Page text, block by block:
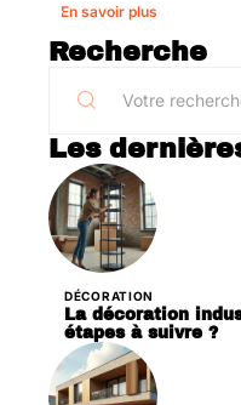
En savoir plus
Recherche
Les
DÉCORATION
La décoration
étapes à suivre ?